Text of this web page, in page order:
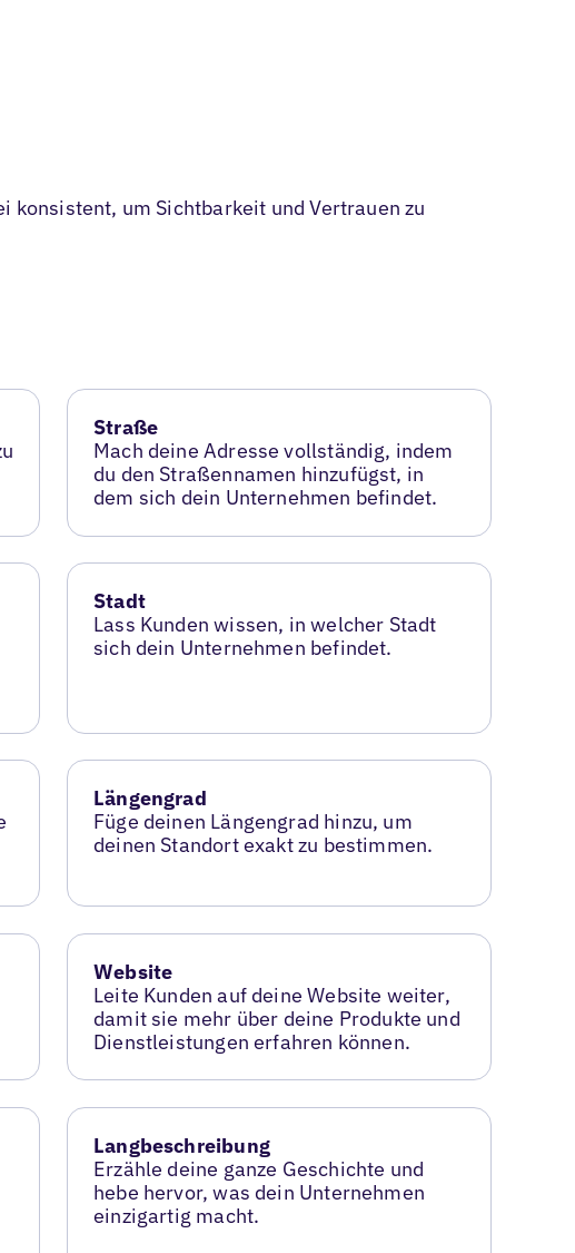
konsistent, um Sichtbarkeit und Vertrauen zu
Straße
Mach deine Adresse vollständig, indem
du den Straßennamen hinzufügst, in
dem sich dein Unternehmen befindet.
Stadt
Lass Kunden wissen, in welcher Stadt
sich dein Unternehmen befindet.
Längengrad
Füge deinen Längengrad hinzu, um
deinen Standort exakt zu bestimmen.
Website
Leite Kunden auf deine Website weiter,
damit sie mehr über deine Produkte und
Dienstleistungen erfahren können.
Langbeschreibung
Erzähle deine ganze Geschichte und
hebe hervor, was dein Unternehmen
einzigartig macht.